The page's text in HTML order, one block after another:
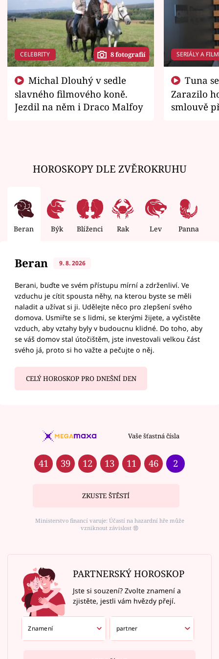
CELEBRITY 8 fotografií
slavného filmového koně.
Jezdil na něm i Draco Malfoy
SERIÁLY A
Zarazilo
smlouvě
HOROSKOPY DLE ZVĚROKRUHU
Beran Býk Blíženci Rak Lev Panna
Beran 9. 8. 2026
Berani, buďte ve svém přístupu mírní a zdrženliví. Ve
vzduchu je cítit spousta něhy, na kterou byste se měli
naladit a užívat si ji. Udělejte něco pro zlepšení svého
domova. Usmiřte se s lidmi, se kterými žijete, a vyčistěte
vzduch, aby vztahy byly v budoucnu klidné. Do toho, aby
se váš domov stal útočištěm, jste investovali velkou část
svého já, proto si ho važte a pečujte o něj.
CELÝ HOROSKOP PRO DNEŠNÍ DEN
Vaše šťastná čísla
41 39 12 13 11 46 2
ZKUSTE ŠTĚSTÍ
Ministerstvo financí varuje: Účastí na hazardní hře může
vzniknout závislost ⑱
PARTNERSKÝ HOROSKOP
Jste si souzení? Zvolte znamení a
zjistěte, jestli vám hvězdy přejí.